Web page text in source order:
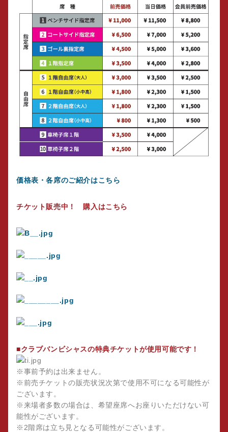
価格表・各席のご紹介はこちら
チケット販売中！ 購入はこちら
■クラブバンビシャスの特典チケットが使用可能です！
※事前予約は出来ません。
※前売チケットの販売状況次第で使用不可になる可能性が
ございます。
※来場者多数の場合は、希望座席へお座りいただけない可
能性がございます。
※2階席は立ち見となる可能性がございます。